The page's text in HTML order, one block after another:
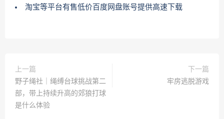
淘宝等平台有售低价百度网盘账号提供高速下载
上一篇
野子绳社｜绳缚台球挑战第二
部，带上持续升高的郊狼打球
是什么体验
下一篇
牢房逃脱游戏